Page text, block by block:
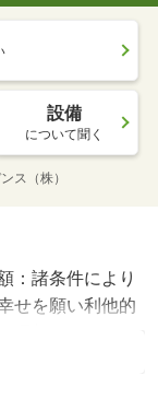
設備
について聞く
ス（株）
：諸条件により
せを願い利他的
理想、わがまま
当店では初期費